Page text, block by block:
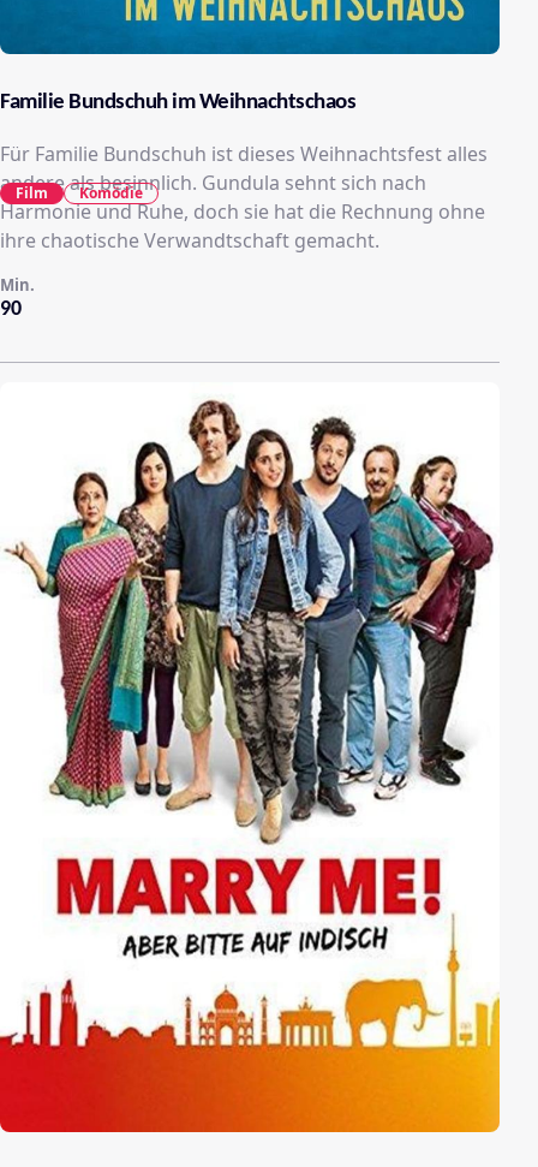
Familie Bundschuh im Weihnachtschaos
Für Familie Bundschuh ist dieses Weihnachtsfest alles
andere als besinnlich. Gundula sehnt sich nach
Harmonie und Ruhe, doch sie hat die Rechnung ohne
ihre chaotische Verwandtschaft gemacht.
90
Min.
Film Komödie